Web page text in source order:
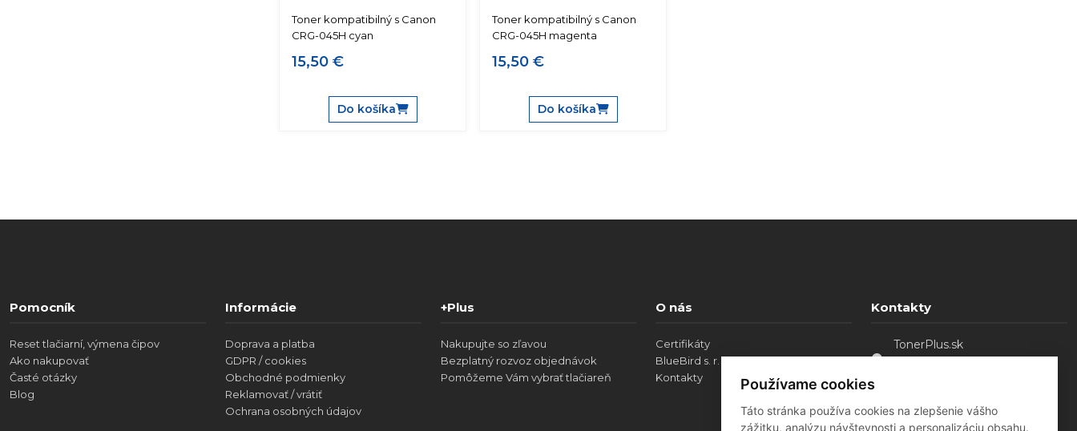
Toner kompatibilný s Canon
CRG-045H cyan
15,50 €
Do košíka
Toner kompatibilný s Canon
CRG-045H magenta
15,50 €
Do košíka
Pomocník
Reset tlačiarní, výmena čipov
Ako nakupovať
Časté otázky
Blog
Informácie
Doprava a platba
GDPR / cookies
Obchodné podmienky
Reklamovať / vrátiť
Ochrana osobných údajov
+Plus
Nakupujte so zľavou
Bezplatný rozvoz objednávok
Pomôžeme Vám vybrať tlačiareň
O nás
Certifikáty
BlueBird s. r. o.
Kontakty
Kontakty
TonerPlus.sk
Sládkovičovo - Malá Mača,
tonerplus@bluebird.sk
Používame cookies
Táto stránka používa cookies na zlepšenie vášho
zážitku, analýzu návštevnosti a personalizáciu obsahu.